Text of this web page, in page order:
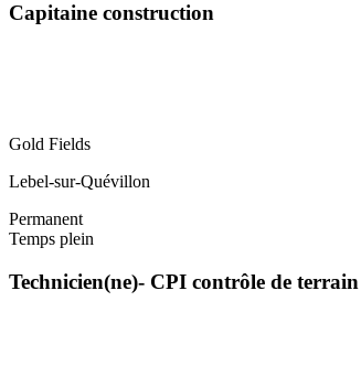
Capitaine construction
Gold Fields
Lebel-sur-Quévillon
Permanent
Temps plein
Technicien(ne)- CPI contrôle de terrain